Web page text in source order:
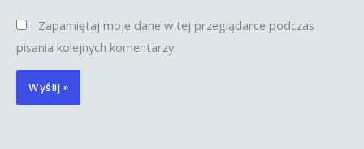
Zapamiętaj moje dane w tej przeglądarce podczas
pisania kolejnych komentarzy.